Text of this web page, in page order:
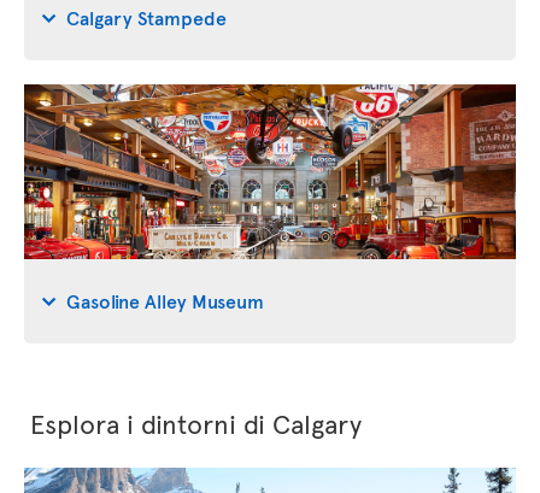
Calgary Stampede
Gasoline Alley Museum
Esplora i dintorni di Calgary